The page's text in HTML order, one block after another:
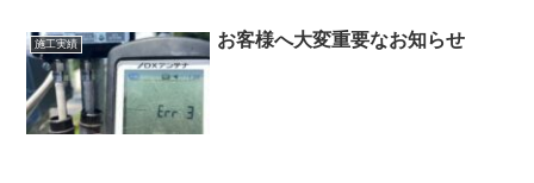
施工実績 お客様へ大変重要なお知らせ